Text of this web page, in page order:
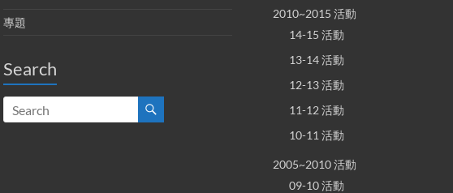
專題
Search
2010~2015 活動
14-15 活動
13-14 活動
12-13 活動
11-12 活動
10-11 活動
2005~2010 活動
09-10 活動